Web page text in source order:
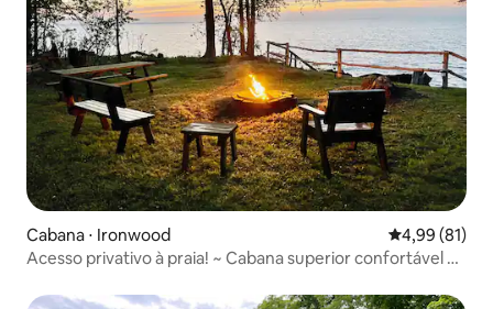
Cabana ⋅ Ironwood 4,99 de uma
4,99 (81)
Acesso privativo à praia! ~ Cabana superior confortável no